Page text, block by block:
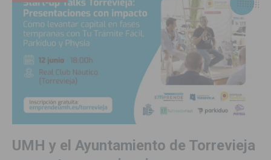
UMH y el Ayuntamiento de Torrevieja